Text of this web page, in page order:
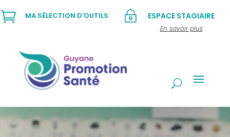
~ ESPACE STAGIAIRE
En savoir plus
 MA SÉLECTION D'OUTILS